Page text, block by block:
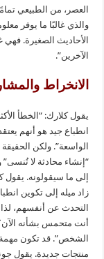
والذي غالبًا ما يوفر
الأحاديث الصغيرة. فهي
الآخرين”.
الانخراط
يقول كلارك: “الخطأ
انطباع جيد هو أنهم
الواسعة”. ولكن
“إنشاء محادثة لا
إلى ما سيقولونه.
زاد ميله إلى تكوين
التحدث عن أنفسهم،
أنت متحمس بشأنه
الشخص”. قد تكون مهمة
منتجات جديدة. يقول